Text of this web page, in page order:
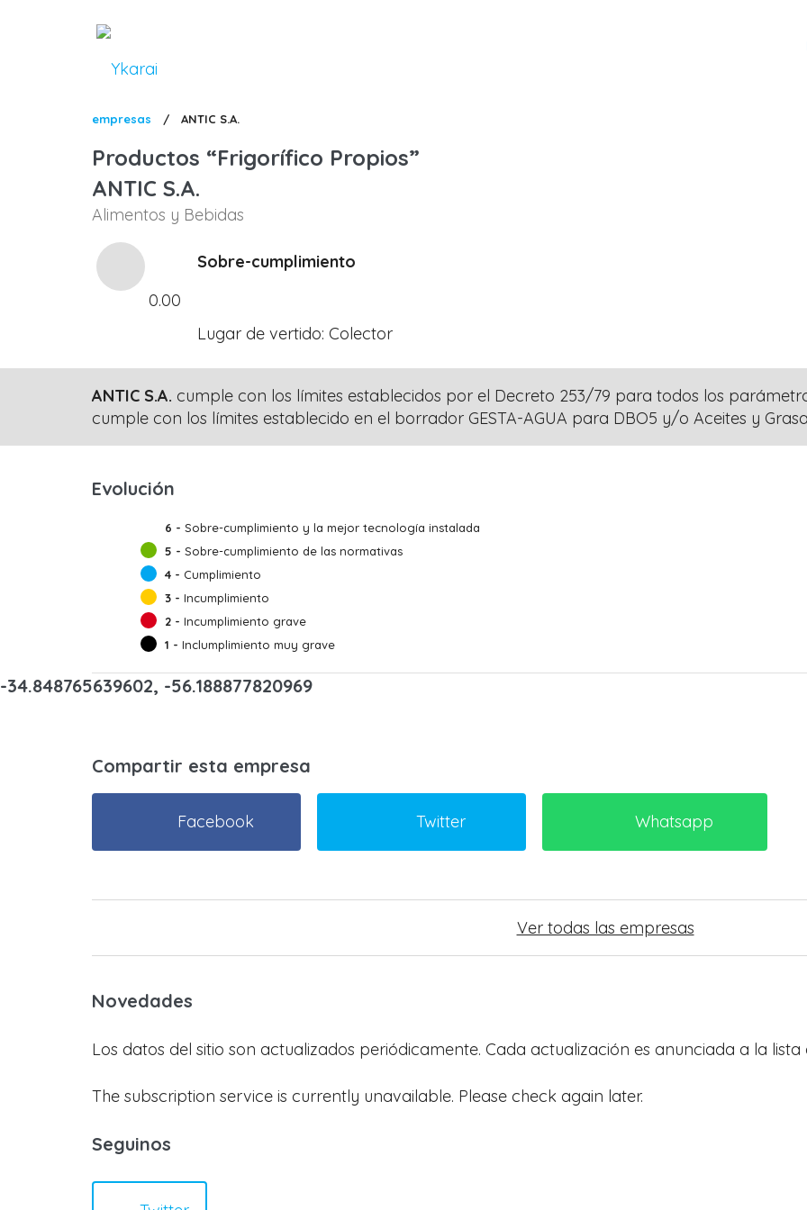
Sobrescribir
enlaces
de
ayuda
a
la
navegación
empresas / ANTIC S.A.
Productos
Frigorífico Propios
ANTIC S.A.
Alimentos y Bebidas
Sobre-cumplimiento
0.00
Lugar de vertido Colector
ANTIC S.A. cumple con los límites establecidos por el Decreto 253/79 para todos los
cumple con los límites establecido en el borrador GESTA-AGUA para DBO5 y/o Aceites y
Evolución
6 - Sobre-cumplimiento y la mejor tecnología instalada
5 - Sobre-cumplimiento de las normativas
4 - Cumplimiento
3 - Incumplimiento
2 - Incumplimiento grave
1 - Inclumplimiento muy grave
-34.848765639602, -56.188877820969
Compartir esta empresa
Facebook Twitter Whatsapp
Ver todas las empresas
Novedades
Los datos del sitio son actualizados periódicamente. Cada actualización es anunciada a la lista
The subscription service is currently unavailable. Please check again later.
Seguinos